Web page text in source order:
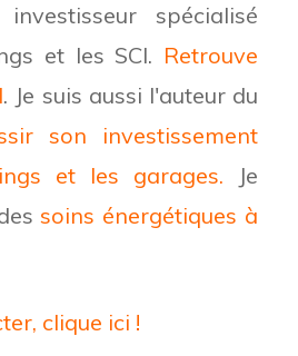
spécialisé
et les SCI. Retrouve
. Je suis aussi l'auteur du
son investissement
et les garages. Je
soins énergétiques à
clique ici !